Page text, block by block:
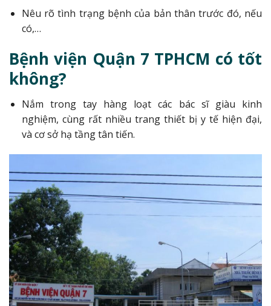
Nêu rõ tình trạng bệnh của bản thân trước đó, nếu
có,…
Bệnh viện Quận 7 TPHCM có tốt
không?
Nắm trong tay hàng loạt các bác sĩ giàu kinh
nghiệm, cùng rất nhiều trang thiết bị y tế hiện đại,
và cơ sở hạ tầng tân tiến.